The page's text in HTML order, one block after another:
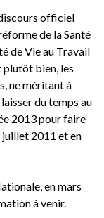
discours officiel
de la Santé
de Vie au Travail
bien, les
ne méritant à
du temps au
2013 pour faire
juillet 2011 et en
en mars
à venir.